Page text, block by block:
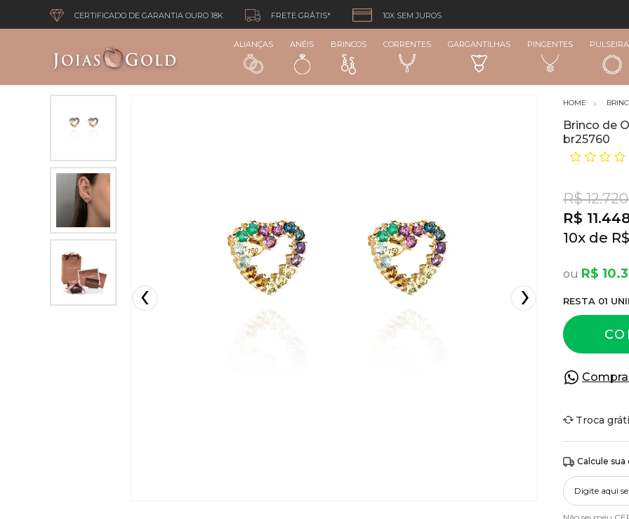
CERTIFICADO DE GARANTIA OURO 18K FRETE GRÁTIS* 10X SEM JUROS
ALIANÇAS ANÉIS BRINCOS CORRENTES GARGANTILHAS PINGENTES
Brinco de
br25760
R$
R$
10x
R$
RESTA 01
Troca
Calcule